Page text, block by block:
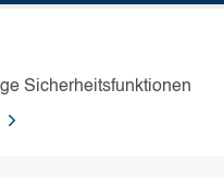
Sicherheitsfunktionen